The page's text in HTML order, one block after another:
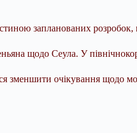
запланованих
щодо Сеула. У
зменшити очікування щодо